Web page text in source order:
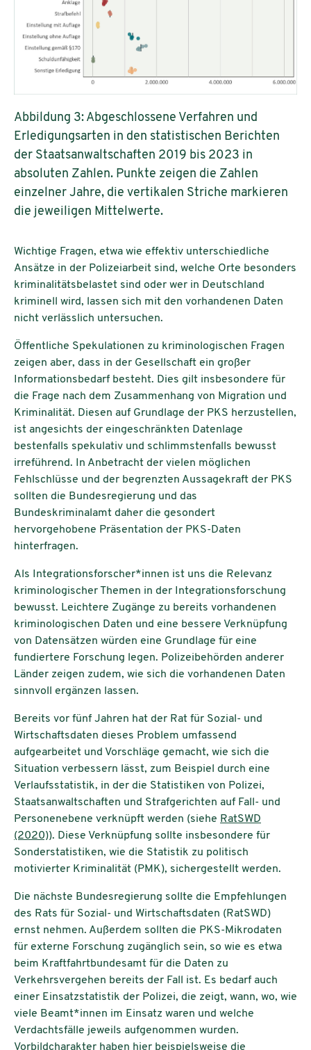
Abbildung 3: Abgeschlossene Verfahren und
Erledigungsarten in den statistischen Berichten
der Staatsanwaltschaften 2019 bis 2023 in
absoluten Zahlen. Punkte zeigen die Zahlen
einzelner Jahre, die vertikalen Striche markieren
die jeweiligen Mittelwerte.
Wichtige Fragen, etwa wie effektiv unterschiedliche
Ansätze in der Polizeiarbeit sind, welche Orte besonders
kriminalitätsbelastet sind oder wer in Deutschland
kriminell wird, lassen sich mit den vorhandenen Daten
nicht verlässlich untersuchen.
Öffentliche Spekulationen zu kriminologischen Fragen
zeigen aber, dass in der Gesellschaft ein großer
Informationsbedarf besteht. Dies gilt insbesondere für
die Frage nach dem Zusammenhang von Migration und
Kriminalität. Diesen auf Grundlage der PKS herzustellen,
ist angesichts der eingeschränkten Datenlage
bestenfalls spekulativ und schlimmstenfalls bewusst
irreführend. In Anbetracht der vielen möglichen
Fehlschlüsse und der begrenzten Aussagekraft der PKS
sollten die Bundesregierung und das
Bundeskriminalamt daher die gesondert
hervorgehobene Präsentation der PKS-Daten
hinterfragen.
Als Integrationsforscher*innen ist uns die Relevanz
kriminologischer Themen in der Integrationsforschung
bewusst. Leichtere Zugänge zu bereits vorhandenen
kriminologischen Daten und eine bessere Verknüpfung
von Datensätzen würden eine Grundlage für eine
fundiertere Forschung legen. Polizeibehörden anderer
Länder zeigen zudem, wie sich die vorhandenen Daten
sinnvoll ergänzen lassen.
Bereits vor fünf Jahren hat der Rat für Sozial- und
Wirtschaftsdaten dieses Problem umfassend
aufgearbeitet und Vorschläge gemacht, wie sich die
Situation verbessern lässt, zum Beispiel durch eine
Verlaufsstatistik, in der die Statistiken von Polizei,
Staatsanwaltschaften und Strafgerichten auf Fall- und
Personenebene verknüpft werden (siehe RatSWD
(2020)). Diese Verknüpfung sollte insbesondere für
Sonderstatistiken, wie die Statistik zu politisch
motivierter Kriminalität (PMK), sichergestellt werden.
Die nächste Bundesregierung sollte die Empfehlungen
des Rats für Sozial- und Wirtschaftsdaten (RatSWD)
ernst nehmen. Außerdem sollten die PKS-Mikrodaten
für externe Forschung zugänglich sein, so wie es etwa
beim Kraftfahrtbundesamt für die Daten zu
Verkehrsvergehen bereits der Fall ist. Es bedarf auch
einer Einsatzstatistik der Polizei, die zeigt, wann, wo, wie
viele Beamt*innen im Einsatz waren und welche
Verdachtsfälle jeweils aufgenommen wurden.
Vorbildcharakter haben hier beispielsweise die